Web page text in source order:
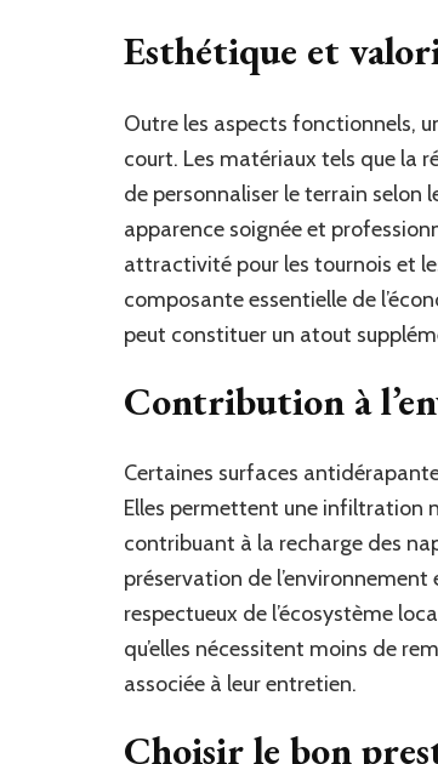
Esthétique et
Outre les aspects fonctionnels,
court. Les matériaux tels que la
de personnaliser le terrain selon
apparence soignée et
attractivité pour les tournois et
composante essentielle de
peut constituer un atout
Contribution à
Certaines surfaces
Elles permettent une infiltration
contribuant à la recharge des
préservation de
respectueux de l’écosystème
qu’elles nécessitent moins de
associée à leur entretien.
Choisir le bon